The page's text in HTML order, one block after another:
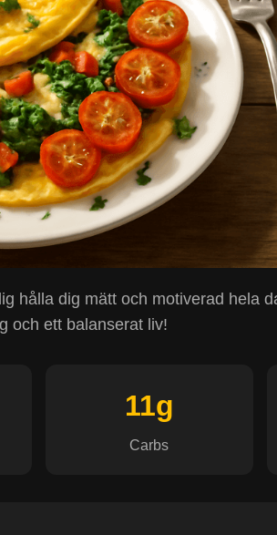
hålla dig mätt och motiverad hela
och ett balanserat liv!
11g
Carbs